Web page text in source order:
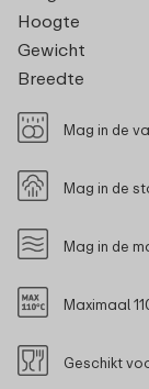
Hoogte
Gewicht
Breedte
Mag in de
Mag in de
Mag in de
Maximaal
Geschikt